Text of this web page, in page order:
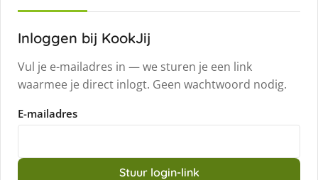
Inloggen bij KookJij
Vul je e-mailadres in — we sturen je een link
waarmee je direct inlogt. Geen wachtwoord nodig.
E-mailadres
Stuur login-link